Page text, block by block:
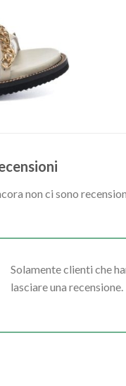
non ci sono
Solamente clienti che
lasciare una recensione.